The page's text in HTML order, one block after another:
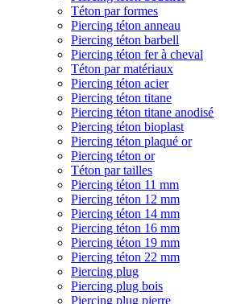
Téton par formes
Piercing téton anneau
Piercing téton barbell
Piercing téton fer à cheval
Téton par matériaux
Piercing téton acier
Piercing téton titane
Piercing téton titane anodisé
Piercing téton bioplast
Piercing téton plaqué or
Piercing téton or
Téton par tailles
Piercing téton 11 mm
Piercing téton 12 mm
Piercing téton 14 mm
Piercing téton 16 mm
Piercing téton 19 mm
Piercing téton 22 mm
Piercing plug
Piercing plug bois
Piercing plug pierre